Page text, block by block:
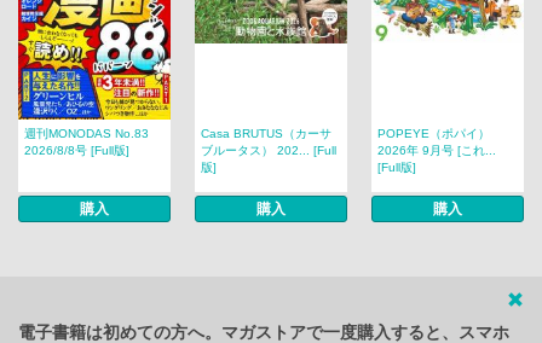
週刊MONODAS No.83
2026/8/8号 [Full版]
購入
Casa BRUTUS（カーサ
ブルータス） 202... [Full
版]
購入
POPEYE（ポパイ）
2026年 9月号 [これ...
[Full版]
購入
電子書籍は初めての方へ。マガストアで一度購入すると、スマホ